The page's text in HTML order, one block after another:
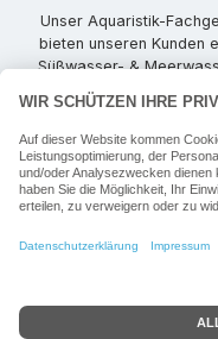
Unser Aquaristik-
bieten unseren Kunden
Süßwasser- &
Pflanzen,
kompetenter Aquaristik-
alle Ihre Projekte und
Besuchen Sie uns in